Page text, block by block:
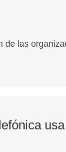
de las